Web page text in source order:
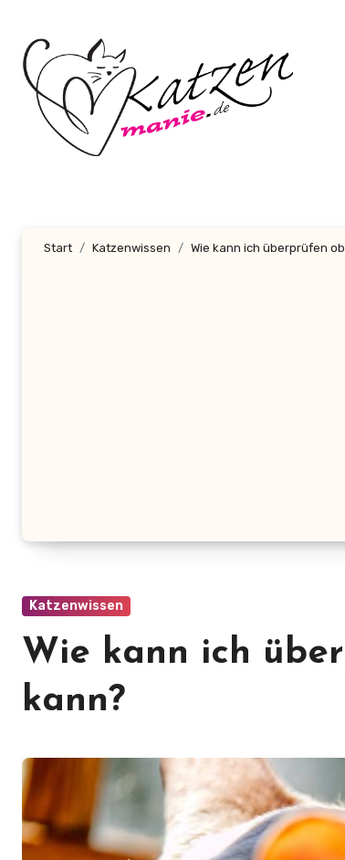
Inhalt
springen
Start Katzenwissen Wie kann ich überprüfen
Katzenwissen
Wie kann ich
kann?